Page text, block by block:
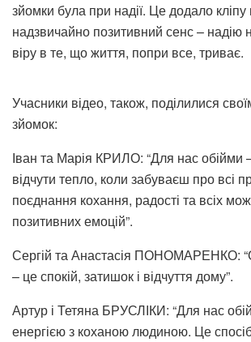
зйомки була при надії. Це додало
надзвичайно позитивний сенс – надію
віру в те, що життя, попри все, триває.
Учасники відео, також, поділилися
зйомок:
Іван та Марія КРИЛО: “Для нас обійми
відчути тепло, коли забуваєш про всі
поєднання кохання, радості та всіх
позитивних емоцій”.
Сергій та Анастасія ПОНОМАРЕНКО:
– це спокій, затишок і відчуття дому”.
Артур і Тетяна БРУСЛІКИ: “Для нас
енергією з коханою людиною. Це